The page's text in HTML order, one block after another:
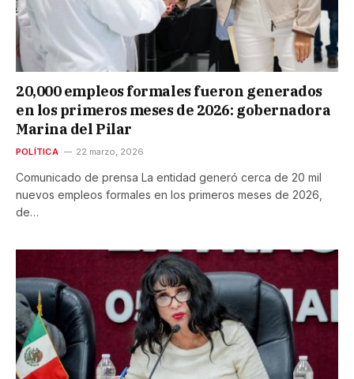
20,000 empleos formales fueron generados
en los primeros meses de 2026: gobernadora
Marina del Pilar
POLÍTICA 22 marzo, 2026
Comunicado de prensa La entidad generó cerca de 20 mil
nuevos empleos formales en los primeros meses de 2026,
de…